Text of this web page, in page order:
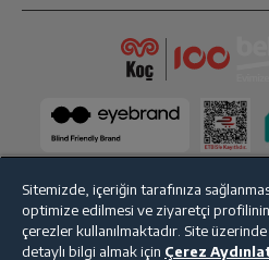
Bize Ulaşın Kişisel Verilerin
Sitemizde, içeriğin tarafınıza
optimize edilmesi ve ziyaretçi profilinin
çerezler kullanılmaktadır. Site
detaylı bilgi almak için Çerez